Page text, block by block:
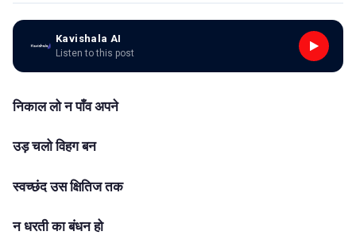
Kavishala AI
Listen to this post
निकाल लो न पाँव अपने
उड़ चलो विहग बन
स्वच्छंद उस क्षितिज तक
न धरती का बंधन हो